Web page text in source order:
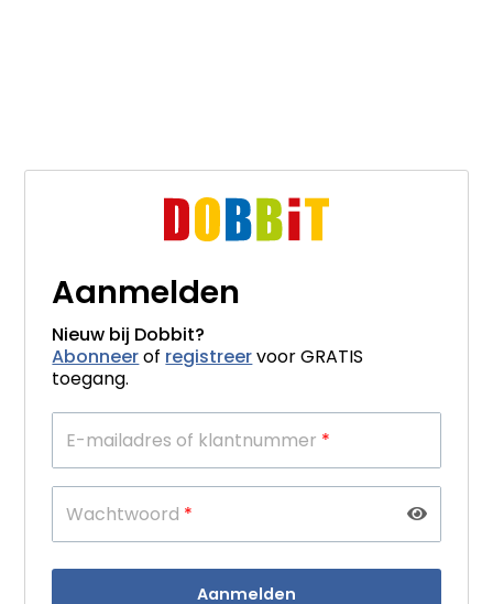
Aanmelden
Nieuw bij Dobbit?
Abonneerof registreervoor GRATIS
toegang.
E-mailadres of klantnummer *
Wachtwoord *